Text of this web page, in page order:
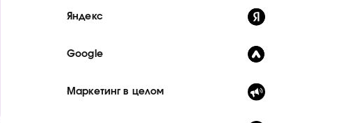
Яндекс
Google
Маркетинг в целом